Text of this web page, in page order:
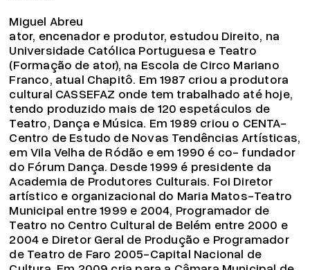
Miguel Abreu
ator, encenador e produtor, estudou Direito, na
Universidade Católica Portuguesa e Teatro
(Formação de ator), na Escola de Circo Mariano
Franco, atual Chapitô. Em 1987 criou a produtora
cultural CASSEFAZ onde tem trabalhado até hoje,
tendo produzido mais de 120 espetáculos de
Teatro, Dança e Música. Em 1989 criou o CENTA-
Centro de Estudo de Novas Tendências Artísticas,
em Vila Velha de Ródão e em 1990 é co- fundador
do Fórum Dança. Desde 1999 é presidente da
Academia de Produtores Culturais. Foi Diretor
artístico e organizacional do Maria Matos-Teatro
Municipal entre 1999 e 2004, Programador de
Teatro no Centro Cultural de Belém entre 2000 e
2004 e Diretor Geral de Produção e Programador
de Teatro de Faro 2005-Capital Nacional de